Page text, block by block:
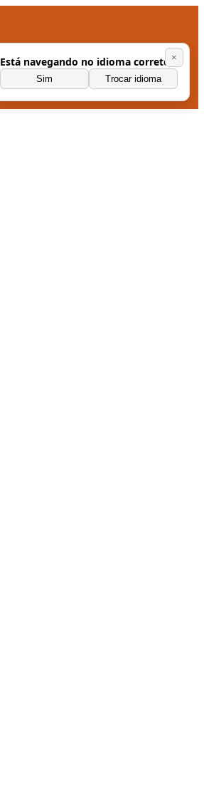
Está navegando no idioma correto?
Sim Trocar idioma
×